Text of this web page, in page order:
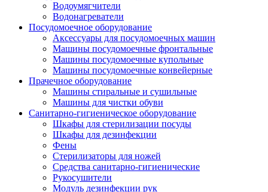
Водоумягчители
Водонагреватели
Посудомоечное оборудование
Аксессуары для посудомоечных машин
Машины посудомоечные фронтальные
Машины посудомоечные купольные
Машины посудомоечные конвейерные
Прачечное оборудование
Машины стиральные и сушильные
Машины для чистки обуви
Санитарно-гигиеническое оборудование
Шкафы для стерилизации посуды
Шкафы для дезинфекции
Фены
Стерилизаторы для ножей
Средства санитарно-гигиенические
Рукосушители
Модуль дезинфекции рук